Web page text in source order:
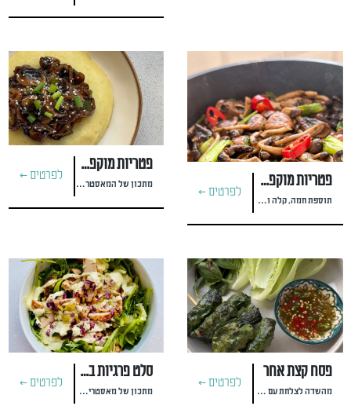
פטריות מוקפצות בסגנון ים תיכוני
תוספת חמה, קלה וטעימה לכל רגע ביום
לפרטים >
פטריות מוקפצות ברוטב אסייתי על פירה
מתכון של המאסטר #dar_healthyway‬‬
לפרטים >
פסח קצת אחר
מהשדה לצלחת עם טוויסט אסייתי #nadav_geller
לפרטים >
סלט פרגיות ברוטב אבוקדו
מתכון של מאסטרית הקיטו #talmeiri_keto
לפרטים >